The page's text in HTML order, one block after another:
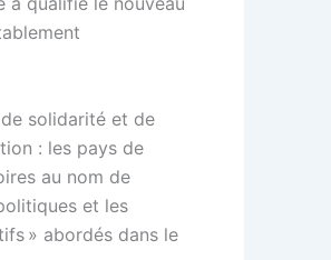
solidarité et de
: les pays de
au nom de
et les
» abordés dans le